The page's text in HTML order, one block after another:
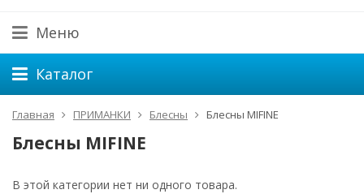
Меню
Каталог
Главная ПРИМАНКИ Блесны Блесны MIFINE
Блесны MIFINE
В этой категории нет ни одного товара.